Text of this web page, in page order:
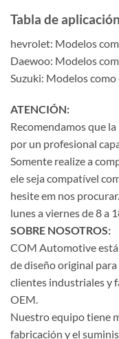
Tabla de aplicación
hevrolet: Modelos
Daewoo: Modelos
Suzuki: Modelos como
ATENCIÓN:
Recomendamos que
por un profesional
Somente realize a
ele seja compatível
hesite em nos
lunes a viernes de 8 a
SOBRE NOSOTROS:
COM Automotive está
de diseño original
clientes industriales y
OEM.
Nuestro equipo tiene
fabricación y el